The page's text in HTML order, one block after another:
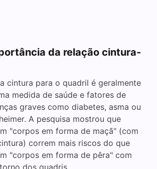
da relação cintura-
cintura para o quadril é geralmente
medida de saúde e fatores de
graves como diabetes, asma ou
A pesquisa mostrou que
"corpos em forma de maçã" (com
correm mais riscos do que
"corpos em forma de pêra" com